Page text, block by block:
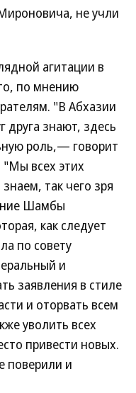
не учли
агитации в
по мнению
"В Абхазии
друга знают, здесь
роль,— говорит
всех этих
так чего зря
Шамбы
как следует
по совету
и
заявления в стиле
и оторвать всем
уволить всех
привести новых.
поверили и